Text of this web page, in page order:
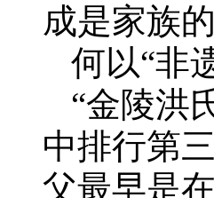
成是家族
何以“非
“金陵洪
中排行第
父最早是